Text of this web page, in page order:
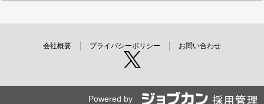
会社概要 プライバシーポリシー お問い合わせ
Powered by